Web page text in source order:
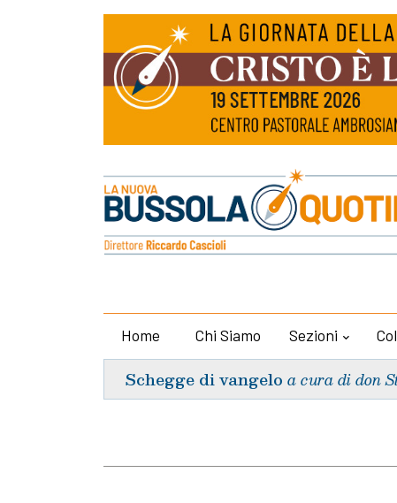
Home Chi Siamo Sezioni
Schegge di vangelo a cura di don